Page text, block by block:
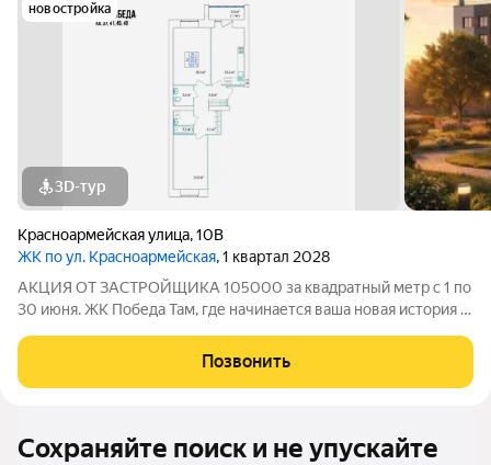
новостройка
3D-тур
Красноармейская улица,10В
ЖК по ул. Красноармейская, 1 квартал 2028
АКЦИЯ ОТ ЗАСТРОЙЩИКА 105000 за квадратный метр с 1 по
30 июня. ЖК Победа Там, где начинается ваша новая история 1.
современный 5-этажный кирпичный дом на 49 квартир,
созданный в формате уютного
Позвонить
Сохраняйте поиск и не упускайте